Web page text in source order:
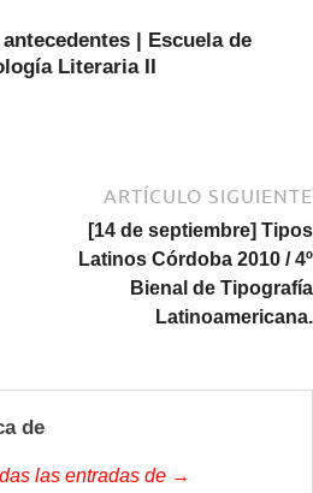
| Escuela de
Literaria II
ARTÍCULO SIGUIENTE
[14 de septiembre] Tipos
Latinos Córdoba 2010 / 4º
Bienal de Tipografía
Latinoamericana.
de
las entradas de →